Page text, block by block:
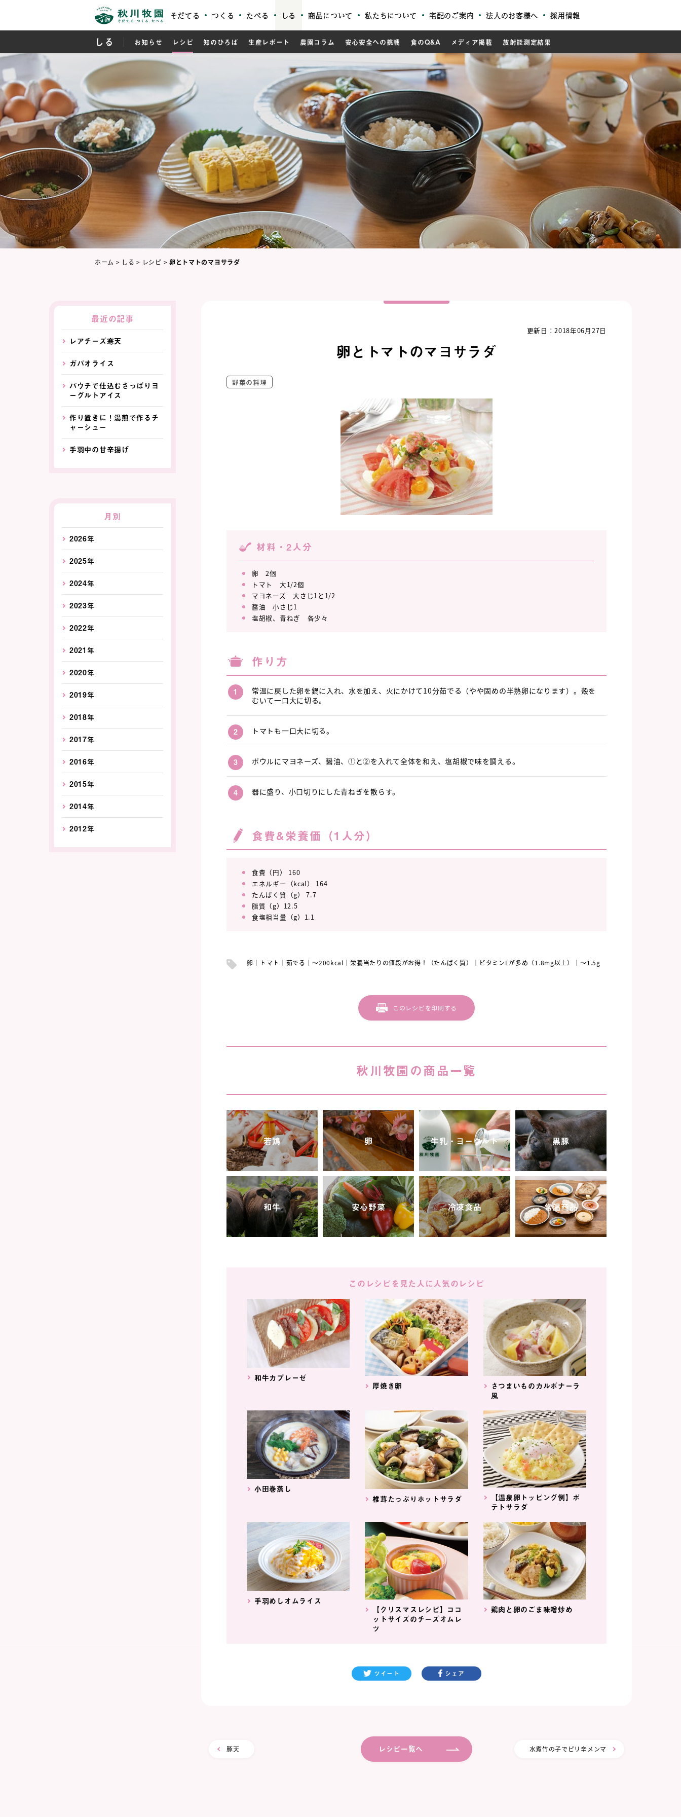
そだてる つくる たべる しる 商品について 私たちについて 宅配のご案内 法人のお客様へ 採用情報
しる お知らせ レシピ 知のひろば 生産レポート 農園コラム 安心安全への挑戦 食のQ&A メディア掲載 放射能測定結果
ホーム > しる > レシピ > 卵とトマトのマヨサラダ
更新日：2018年06月27日
卵とトマトのマヨサラダ
野菜の料理
材料・2人分
卵 2個
トマト 大1/2個
マヨネーズ 大さじ1と1/2
醤油 小さじ1
塩胡椒、青ねぎ 各少々
作り方
常温に戻した卵を鍋に入れ、水を加え、火にかけて10分茹でる（やや固めの半熟卵になります）。殻を
むいて一口大に切る。
トマトも一口大に切る。
ボウルにマヨネーズ、醤油、①と②を入れて全体を和え、塩胡椒で味を調える。
器に盛り、小口切りにした青ねぎを散らす。
食費&栄養価（1人分）
食費（円） 160
エネルギー（kcal） 164
たんぱく質（g） 7.7
脂質（g）12.5
食塩相当量（g）1.1
卵 トマト 茹でる ～200kcal 栄養当たりの値段がお得！（たんぱく質） ビタミンEが多め（1.8mg以上） ～1.5g
このレシピを印刷する
秋川牧園の商品一覧
若鶏 卵 牛乳・ヨーグルト 黒豚
和牛 安心野菜 冷凍食品 常温商品
このレシピを見た人に人気のレシピ
和牛カプレーゼ
厚焼き卵
さつまいものカルボナーラ
風
小田巻蒸し
椎茸たっぷりホットサラダ
【温泉卵トッピング例】ポ
テトサラダ
手羽めしオムライス
【クリスマスレシピ】ココ
ットサイズのチーズオムレ
ツ
鶏肉と卵のごま味噌炒め
ツイート シェア
豚天 水煮竹の子でピリ辛メンマ
レシピ一覧へ
最近の記事
レアチーズ寒天
ガパオライス
パウチで仕込むさっぱりヨ
ーグルトアイス
作り置きに！湯煎で作るチ
ャーシュー
手羽中の甘辛揚げ
月別
2026年
2025年
2024年
2023年
2022年
2021年
2020年
2019年
2018年
2017年
2016年
2015年
2014年
2012年